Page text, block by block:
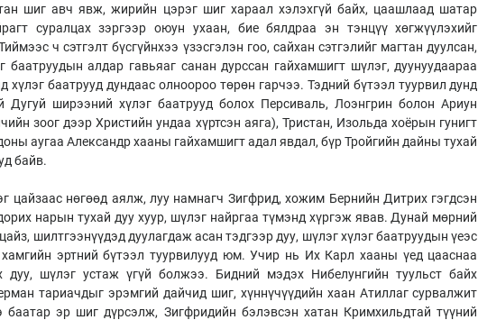
шиг авч явж, жирийн цэрэг шиг хараал хэлэхгүй байх, цаашлаад шатар
суралцах зэргээр оюун ухаан, бие бялдраа эн тэнцүү хөгжүүлэхийг
ч сэтгэлт бүсгүйнхээ үзэсгэлэн гоо, сайхан сэтгэлийг магтан дуулсан,
баатруудын алдар гавьяаг санан дурссан гайхамшигт шүлэг, дуунуудаараа
хүлэг баатрууд дундаас олноороо төрөн гарчээ. Тэдний бүтээл туурвил дунд
Дугуй ширээний хүлэг баатрууд болох Персиваль, Лоэнгрин болон Ариун
зоог дээр Христийн ундаа хүртсэн аяга), Тристан, Изольда хоёрын гунигт
аугаа Александр хааны гайхамшигт адал явдал, бүр Тройгийн дайны тухай
байв.
цайзаас нөгөөд аялж, луу намнагч Зигфрид, хожим Бернийн Дитрих гэгдсэн
нарын тухай дуу хуур, шүлэг найргаа түмэнд хүргэж явав. Дунай мөрний
шилтгээнүүдэд дуулагдаж асан тэдгээр дуу, шүлэг хүлэг баатруудын үеэс
эртний бүтээл туурвилууд юм. Учир нь Их Карл хааны үед цааснаа
дуу, шүлэг устаж үгүй болжээ. Бидний мэдэх Нибелунгийн туульст байх
тариачдыг эрэмгий дайчид шиг, хүннүчүүдийн хаан Атиллаг сурвалжит
баатар эр шиг дүрсэлж, Зигфридийн бэлэвсэн хатан Кримхильдтай түүний